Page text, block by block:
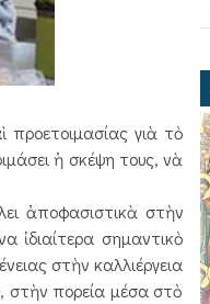
προετοιμασίας γιὰ τὸ
ἡ σκέψη τους, νὰ
ἀποφασιστικὰ στὴν
ἰδιαίτερα σημαντικὸ
στὴν καλλιέργεια
στὴν πορεία μέσα στὸ